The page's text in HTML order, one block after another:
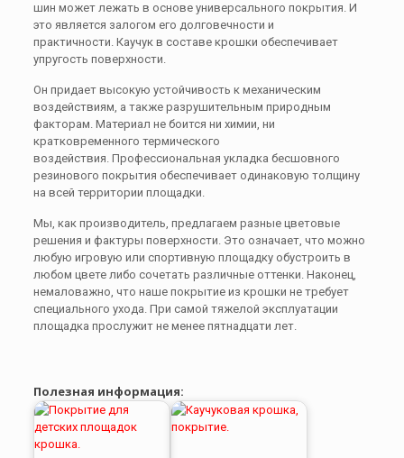
шин может лежать в основе универсального покрытия. И
это является залогом его долговечности и
практичности. Каучук в составе крошки обеспечивает
упругость поверхности.
Он придает высокую устойчивость к механическим
воздействиям, а также разрушительным природным
факторам. Материал не боится ни химии, ни
кратковременного термического
воздействия. Профессиональная укладка бесшовного
резинового покрытия обеспечивает одинаковую толщину
на всей территории площадки.
Мы, как производитель, предлагаем разные цветовые
решения и фактуры поверхности. Это означает, что можно
любую игровую или спортивную площадку обустроить в
любом цвете либо сочетать различные оттенки. Наконец,
немаловажно, что наше покрытие из крошки не требует
специального ухода. При самой тяжелой эксплуатации
площадка прослужит не менее пятнадцати лет.
Полезная информация: